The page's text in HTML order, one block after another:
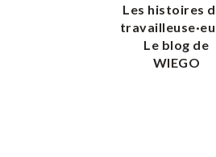
Les histoires
Le blog de
WIEGO